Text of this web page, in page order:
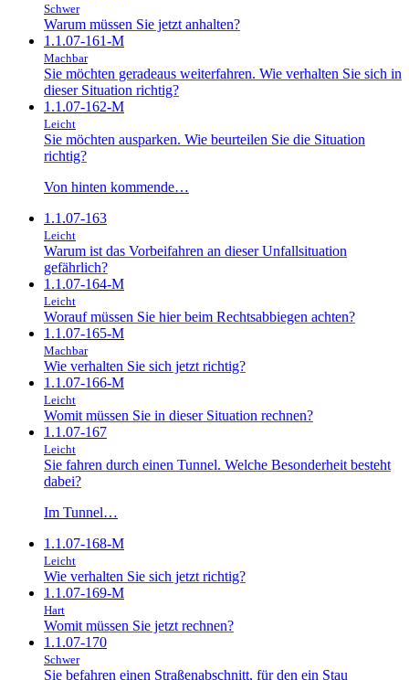
Schwer
Warum müssen Sie jetzt anhalten?
1.1.07-161-M
Machbar
Sie möchten geradeaus weiterfahren. Wie verhalten Sie sich in
dieser Situation richtig?
1.1.07-162-M
Leicht
Sie möchten ausparken. Wie beurteilen Sie die Situation
richtig?
Von hinten kommende…
1.1.07-163
Leicht
Warum ist das Vorbeifahren an dieser Unfallsituation
gefährlich?
1.1.07-164-M
Leicht
Worauf müssen Sie hier beim Rechtsabbiegen achten?
1.1.07-165-M
Machbar
Wie verhalten Sie sich jetzt richtig?
1.1.07-166-M
Leicht
Womit müssen Sie in dieser Situation rechnen?
1.1.07-167
Leicht
Sie fahren durch einen Tunnel. Welche Besonderheit besteht
dabei?
Im Tunnel…
1.1.07-168-M
Leicht
Wie verhalten Sie sich jetzt richtig?
1.1.07-169-M
Hart
Womit müssen Sie jetzt rechnen?
1.1.07-170
Schwer
Sie befahren einen Straßenabschnitt, für den ein Stau